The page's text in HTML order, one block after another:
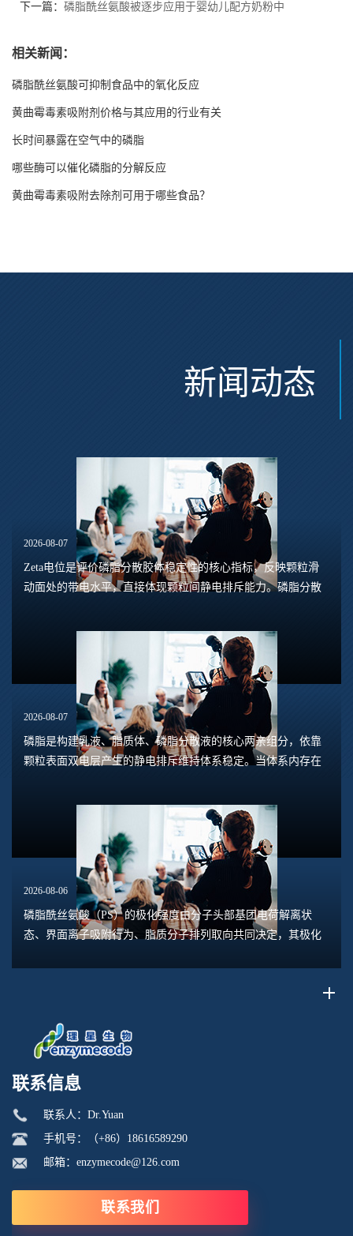
下一篇： 磷脂酰丝氨酸被逐步应用于婴幼儿配方奶粉中
相关新闻：
磷脂酰丝氨酸可抑制食品中的氧化反应
黄曲霉毒素吸附剂价格与其应用的行业有关
长时间暴露在空气中的磷脂
哪些酶可以催化磷脂的分解反应
黄曲霉毒素吸附去除剂可用于哪些食品？
新闻动态
2026-08-07
Zeta电位是评价磷脂分散胶体稳定性的核心指标，反映颗粒滑
动面处的带电水平，直接体现颗粒间静电排斥能力。磷脂分散
2026-08-07
磷脂是构建乳液、脂质体、磷脂分散液的核心两亲组分，依靠
颗粒表面双电层产生的静电排斥维持体系稳定。当体系内存在
2026-08-06
磷脂酰丝氨酸（PS）的极化强度由分子头部基团电荷解离状
态、界面离子吸附行为、脂质分子排列取向共同决定，其极化
联系信息
联系人：Dr.Yuan
手机号：（+86）18616589290
邮箱：enzymecode@126.com
联系我们